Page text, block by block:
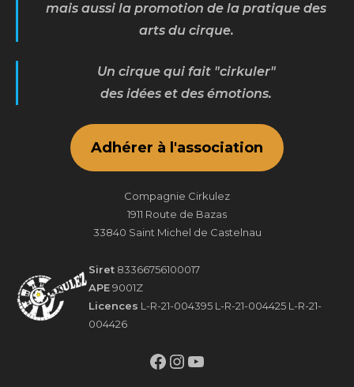
mais aussi la promotion de la pratique des
arts du cirque.
Un cirque qui fait "cirkuler"
des idées et des émotions.
Adhérer à l'association
Compagnie Cirkulez
1911 Route de Bazas
33840 Saint Michel de Castelnau
Siret83366756100017
APE9001Z
Licences L-R-21-004395 L-R-21-004425 L-R-21-
004426
Facebook Instagram YouTube